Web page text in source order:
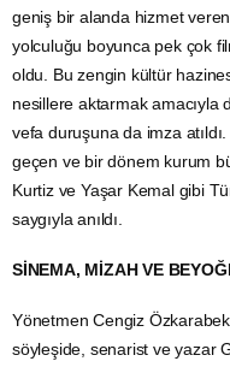
geniş bir alanda hizmet
yolculuğu boyunca pek çok
oldu. Bu zengin kültür
nesillere aktarmak amacıyla
vefa duruşuna da imza
geçen ve bir dönem kurum
Kurtiz ve Yaşar Kemal gibi
saygıyla anıldı.
SİNEMA, MİZAH VE
Yönetmen Cengiz
söyleşide, senarist ve yazar